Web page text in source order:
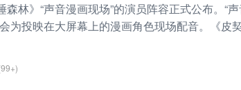
林》“声音漫画现场”的演员阵容正式公布。“
为投映在大屏幕上的漫画角色现场配音。《皮